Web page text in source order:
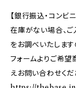
【銀行振込・コンビ
在庫がない場合、
をお調べいたしま
フォームよりご希望
えお問い合わせくだ